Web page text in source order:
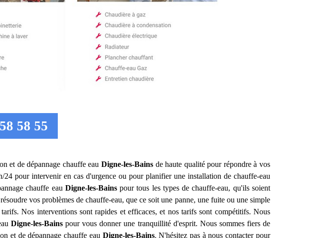
58 55
et de dépannage chauffe eauDigne-les-Bains de haute qualité pour répondre à vos
pour intervenir en cas d'urgence ou pour planifier une installation de chauffe-eau
chauffe eau Digne-les-Bainspour tous les types de chauffe-eau, qu'ils soient
vos problèmes de chauffe-eau, que ce soit une panne, une fuite ou une simple
Nos interventions sont rapides et efficaces, et nos tarifs sont compétitifs. Nous
Digne-les-Bains pour vous donner une tranquillité d'esprit. Nous sommes fiers de
et de dépannage chauffe eau Digne-les-Bains. N'hésitez pas à nous contacter pour